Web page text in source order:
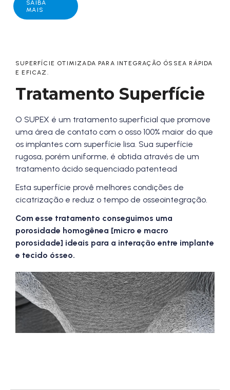
SAIBA
MAIS
SUPERFÍCIE OTIMIZADA PARA INTEGRAÇÃO ÓSSEA RÁPIDA
E EFICAZ.
Tratamento Superfície
O SUPEX é um tratamento superficial que promove
uma área de contato com o osso 100% maior do que
os implantes com superfície lisa. Sua superfície
rugosa, porém uniforme, é obtida através de um
tratamento ácido sequenciado patentead
Esta superfície provê melhores condições de
cicatrização e reduz o tempo de osseointegração.
Com esse tratamento conseguimos uma
porosidade homogênea [micro e macro
porosidade] ideais para a interação entre implante
e tecido ósseo.